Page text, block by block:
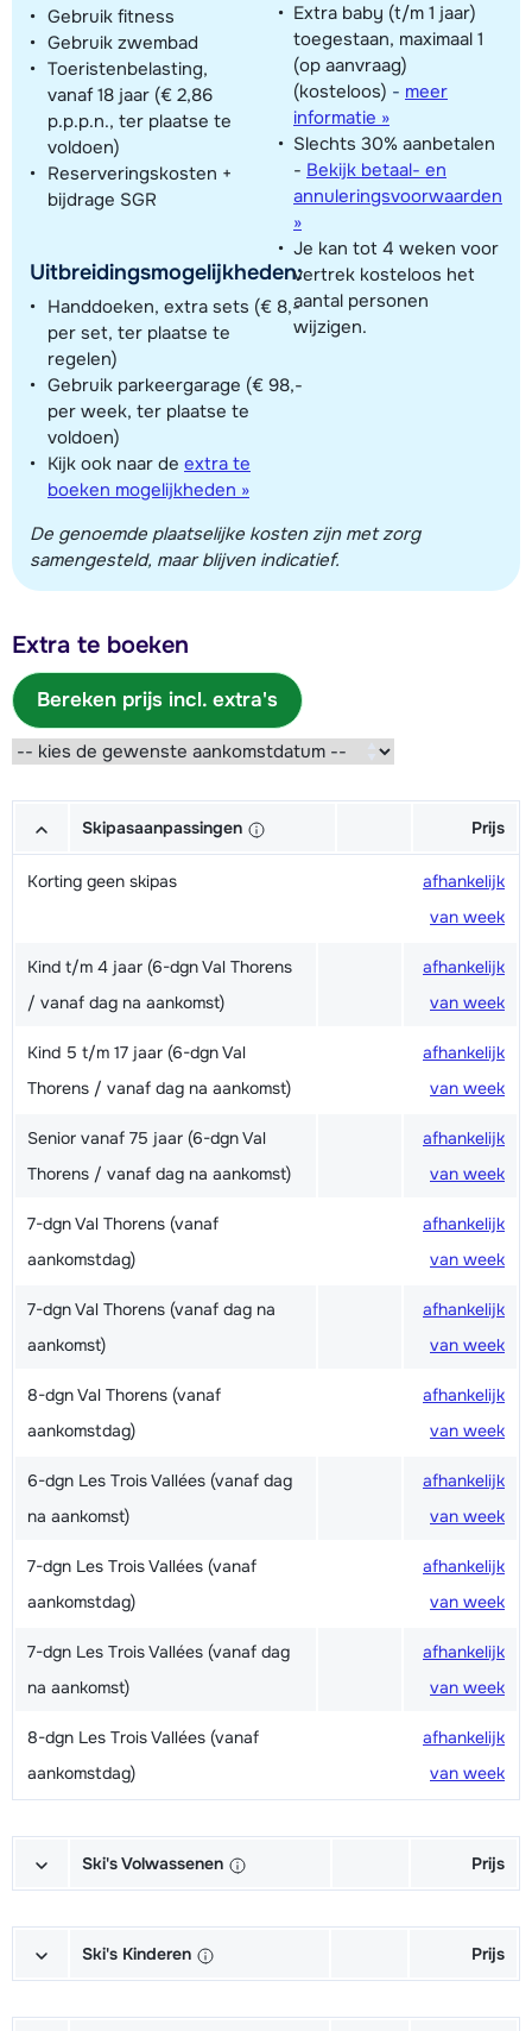
Gebruik fitness
Gebruik zwembad
Toeristenbelasting,
vanaf 18 jaar (€ 2,86
p.p.p.n., ter plaatse te
voldoen)
Reserveringskosten +
bijdrage SGR
Uitbreidingsmogelijkheden:
Handdoeken, extra sets (€ 8,-
per set, ter plaatse te
regelen)
Gebruik parkeergarage (€ 98,-
per week, ter plaatse te
voldoen)
Kijk ook naar de extra te
boeken mogelijkheden »
Extra baby (t/m 1 jaar)
toegestaan, maximaal 1
(op aanvraag)
(kosteloos) - meer
informatie »
Slechts 30% aanbetalen
- Bekijk betaal- en
annuleringsvoorwaarden
»
Je kan tot 4 weken voor
vertrek kosteloos het
aantal personen
wijzigen.
De genoemde plaatselijke kosten zijn met zorg
samengesteld, maar blijven indicatief.
Extra te boeken
Bereken prijs incl. extra's
Skipasaanpassingen Prijs
Korting geen skipas
afhankelijk
van week
Kind t/m 4 jaar (6-dgn Val Thorens
/ vanaf dag na aankomst)
afhankelijk
van week
Kind 5 t/m 17 jaar (6-dgn Val
Thorens / vanaf dag na aankomst)
afhankelijk
van week
Senior vanaf 75 jaar (6-dgn Val
Thorens / vanaf dag na aankomst)
afhankelijk
van week
7-dgn Val Thorens (vanaf
aankomstdag)
afhankelijk
van week
7-dgn Val Thorens (vanaf dag na
aankomst)
afhankelijk
van week
8-dgn Val Thorens (vanaf
aankomstdag)
afhankelijk
van week
6-dgn Les Trois Vallées (vanaf dag
na aankomst)
afhankelijk
van week
7-dgn Les Trois Vallées (vanaf
aankomstdag)
afhankelijk
van week
7-dgn Les Trois Vallées (vanaf dag
na aankomst)
afhankelijk
van week
8-dgn Les Trois Vallées (vanaf
aankomstdag)
afhankelijk
van week
Ski's Volwassenen Prijs
Stokken (6/7 dagen)
Ski's Kinderen Prijs